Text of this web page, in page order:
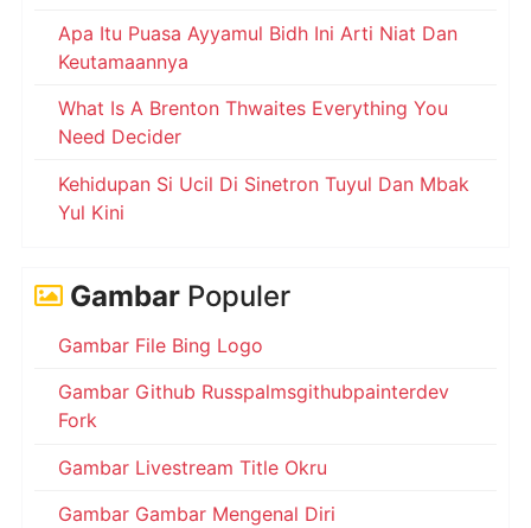
Apa Itu Puasa Ayyamul Bidh Ini Arti Niat Dan
Keutamaannya
What Is A Brenton Thwaites Everything You
Need Decider
Kehidupan Si Ucil Di Sinetron Tuyul Dan Mbak
Yul Kini
Gambar Populer
Gambar File Bing Logo
Gambar Github Russpalmsgithubpainterdev
Fork
Gambar Livestream Title Okru
Gambar Gambar Mengenal Diri